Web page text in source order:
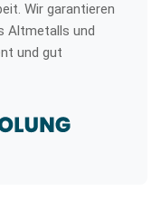
Wir garantieren
Altmetalls und
und gut